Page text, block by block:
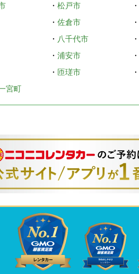
・ 松戸市 ・
・ 佐倉市 ・
・ 八千代市 ・
・ 浦安市 ・
・ 匝瑳市 ・
宮町